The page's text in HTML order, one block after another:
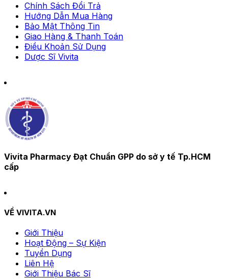
Chính Sách Đổi Trả
Hướng Dẫn Mua Hàng
Bảo Mật Thông Tin
Giao Hàng & Thanh Toán
Điều Khoản Sử Dụng
Dược Sĩ Vivita
Vivita Pharmacy Đạt Chuẩn GPP do sở y tế Tp.HCM
cấp
VỀ VIVITA.VN
Giới Thiệu
Hoạt Động – Sự Kiện
Tuyển Dụng
Liên Hệ
Giới Thiệu Bác Sĩ